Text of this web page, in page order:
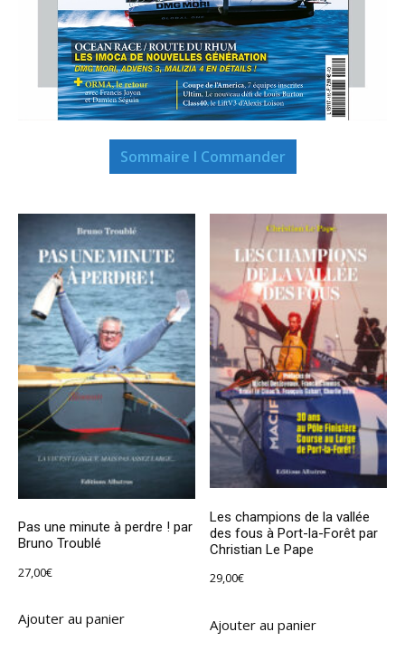
Sommaire I Commander
Pas une minute à perdre ! par
Bruno Troublé
27,00€
Ajouter au panier
Les champions de la vallée
des fous à Port-la-Forêt par
Christian Le Pape
29,00€
Ajouter au panier